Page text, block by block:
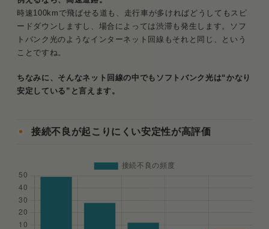
時速100kmで飛ばせる道も、走行車が多ければどうしてもスピ
ードダウンしますし、場合によっては渋滞も発生します。ソフ
トバンク光のようなインターネット回線もそれと同じ、という
ことですね。
ちなみに、そんなネット回線の中でもソフトバンク光は“かなり
安定している”と言えます。
接続不良が起こりにくい安定性が高評価